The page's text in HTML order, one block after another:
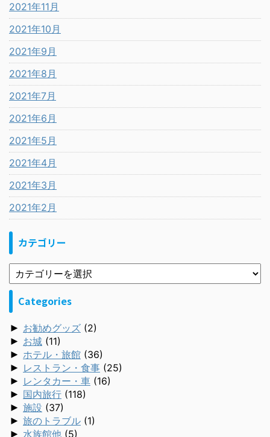
2021年11月
2021年10月
2021年9月
2021年8月
2021年7月
2021年6月
2021年5月
2021年4月
2021年3月
2021年2月
カテゴリー
Categories
► お勧めグッズ (2)
► お城 (11)
► ホテル・旅館 (36)
► レストラン・食事 (25)
► レンタカー・車 (16)
► 国内旅行 (118)
► 施設 (37)
► 旅のトラブル (1)
► 水族館他 (5)